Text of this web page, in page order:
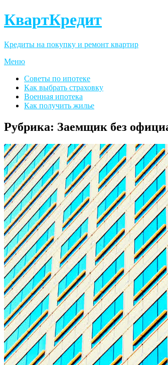
КвартКредит
Кредиты на покупку и ремонт квартир
Меню
Советы по ипотеке
Как выбрать страховку
Военная ипотека
Как получить жилье
Рубрика: Заемщик без